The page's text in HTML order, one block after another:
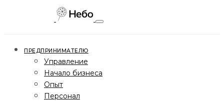
ПРЕДПРИНИМАТЕЛЮ
Управление
Начало бизнеса
Опыт
Персонал